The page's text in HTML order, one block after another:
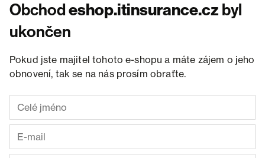
Obchodeshop.itinsurance.cz byl
ukončen
Pokud jste majitel tohoto e-shopu a máte zájem o jeho
obnovení, tak se na nás prosím obraťte.